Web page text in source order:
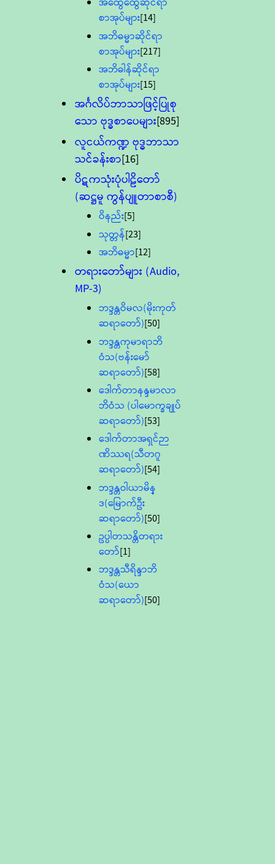
စာအုပ်များ[14]
အဘိဓမ္မာဆိုင်ရာ
စာအုပ်များ[217]
အဘိဓါန်ဆိုင်ရာ
စာအုပ်များ[15]
အင်္ဂလိပ်ဘာသာဖြင့်ပြုစု
သော ဗုဒ္ဓစာပေများ[895]
လူငယ်ကဏ္ဍ ဗုဒ္ဓဘာသာ
သင်ခန်းစာ[16]
ပိဋကသုံးပုံပါဠိတော်
(ဆဋ္ဌမူ ကွန်ပျူတာစာစီ)
ဝိနည်း[5]
သုတ္တန်[23]
အဘိဓမ္မာ[12]
တရားတော်များ (Audio,
MP-3)
ဘဒ္ဒန္တဝိမလ(မိုးကုတ်
ဆရာတော်)[50]
ဘဒ္ဒန္တကုမာရာဘိ
ဝံသ(ဗန်းမော်
ဆရာတော်)[58]
ဒေါက်တာနန္ဒမာလာ
ဘိဝံသ (ပါမောက္ခချုပ်
ဆရာတော်)[53]
ဒေါက်တာအရှင်ဉာ
ဏိဿရ(သီတဂူ
ဆရာတော်)[54]
ဘဒ္ဒန္တဝါယာမိန္
ဒ(မြောက်ဦး
ဆရာတော်)[50]
ဥပ္ပါတသန္တိတရား
တော်[1]
ဘဒ္ဒန္တသီရိန္ဒာဘိ
ဝံသ(ယော
ဆရာတော်)[50]